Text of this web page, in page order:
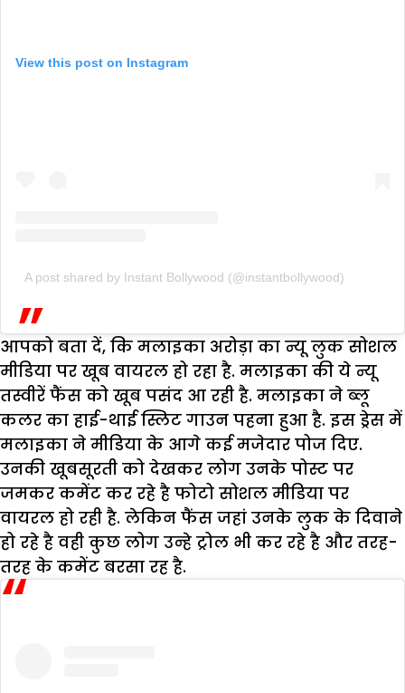
View this post on Instagram
A post shared by Instant Bollywood (@instantbollywood)
आपको बता दें, कि मलाइका अरोड़ा का न्यू लुक सोशल
मीडिया पर खूब वायरल हो रहा है. मलाइका की ये न्यू
तस्वीरें फैंस को खूब पसंद आ रही है. मलाइका ने ब्लू
कलर का हाई-थाई स्लिट गाउन पहना हुआ है. इस ड्रेस में
मलाइका ने मीडिया के आगे कई मजेदार पोज दिए.
उनकी खूबसूरती को देखकर लोग उनके पोस्ट पर
जमकर कमेंट कर रहे है फोटो सोशल मीडिया पर
वायरल हो रही है. लेकिन फैंस जहां उनके लुक के दिवाने
हो रहे है वही कुछ लोग उन्हे ट्रोल भी कर रहे है और तरह-
तरह के कमेंट बरसा रह है.